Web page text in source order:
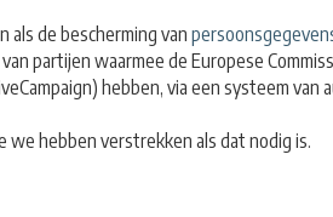
als de bescherming van
partijen waarmee de Europese
hebben, via een systeem
hebben verstrekken als dat nodig is.